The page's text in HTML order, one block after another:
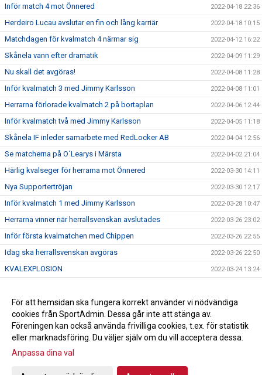
Inför match 4 mot Önnered 2022-04-18 22:36
Herdeiro Lucau avslutar en fin och lång karriär 2022-04-18 10:15
Matchdagen för kvalmatch 4 närmar sig 2022-04-12 16:22
Skånela vann efter dramatik 2022-04-09 11:29
Nu skall det avgöras! 2022-04-08 11:28
Inför kvalmatch 3 med Jimmy Karlsson 2022-04-08 11:01
Herrarna förlorade kvalmatch 2 på bortaplan 2022-04-06 12:44
Inför kvalmatch två med Jimmy Karlsson 2022-04-05 11:18
Skånela IF inleder samarbete med RedLocker AB 2022-04-04 12:56
Se matcherna på O´Learys i Märsta 2022-04-02 21:04
Härlig kvalseger för herrarna mot Önnered 2022-03-30 14:11
Nya Supportertröjan 2022-03-30 12:17
Inför kvalmatch 1 med Jimmy Karlsson 2022-03-28 10:47
Herrarna vinner när herrallsvenskan avslutades 2022-03-26 23:02
Inför första kvalmatchen med Chippen 2022-03-26 22:55
Idag ska herrallsvenskan avgöras 2022-03-26 22:50
KVALEXPLOSION 2022-03-24 13:24
Anna Mossberg förlänger med Skånela IF 2022-03-15 10:13
Alexandra Schaerlund skriver nytt! 2022-03-11 10:15
Gå till Webbversion
För att hemsidan ska fungera korrekt använder vi nödvändiga
cookies från SportAdmin. Dessa går inte att stänga av.
Föreningen kan också använda frivilliga cookies, t.ex. för statistik
eller marknadsföring. Du väljer själv om du vill acceptera dessa.
Anpassa dina val